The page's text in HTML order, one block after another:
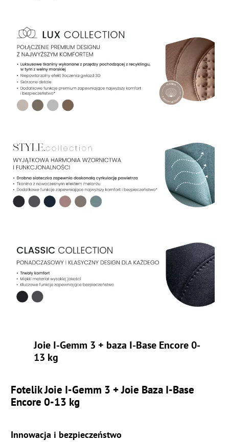
Joie I-Gemm 3 + baza I-Base Encore 0-
13 kg
Fotelik Joie I-Gemm 3 + Joie Baza I-Base
Encore 0-13 kg
Innowacja i bezpieczeństwo